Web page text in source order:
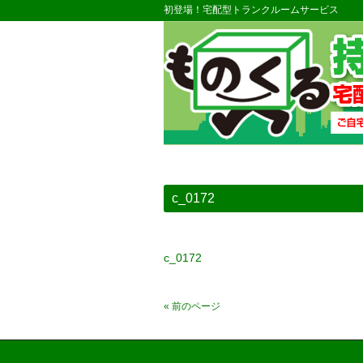
初登場！宅配型トランクルームサービス
c_0172
c_0172
« 前のページ